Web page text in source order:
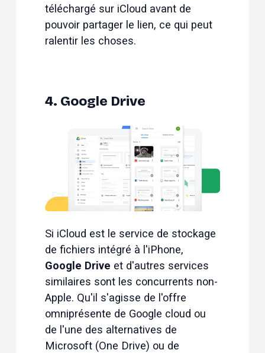
téléchargé sur iCloud avant de
pouvoir partager le lien, ce qui peut
ralentir les choses.
4. Google Drive
Si iCloud est le service de stockage
Google Drive et d'autres services
similaires sont les concurrents non-
Apple. Qu'il s'agisse de l'offre
omniprésente de Google cloud ou
de l'une des alternatives de
Microsoft (One Drive) ou de